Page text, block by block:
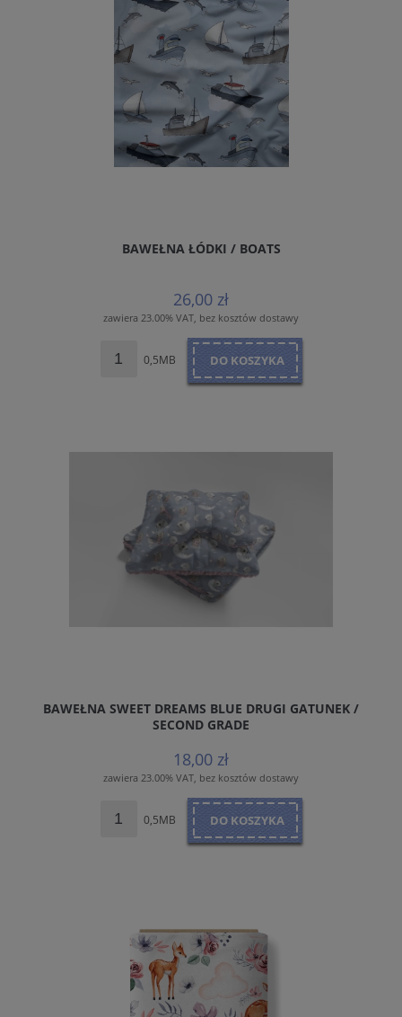
BAWEŁNA ŁÓDKI / BOATS
26,00 zł
zawiera 23.00% VAT, bez kosztów dostawy
0,5MB DO KOSZYKA
BAWEŁNA SWEET DREAMS BLUE DRUGI GATUNEK /
SECOND GRADE
18,00 zł
zawiera 23.00% VAT, bez kosztów dostawy
0,5MB DO KOSZYKA